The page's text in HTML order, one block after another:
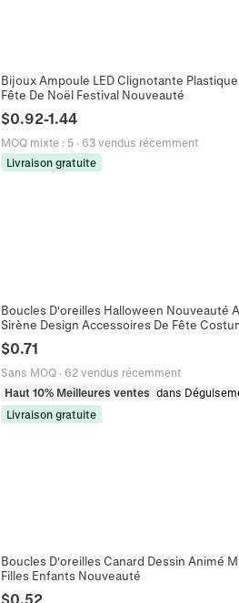
Bijoux Ampoule LED Clignotante
Fête De Noël Festival Nouveauté
$0.92-1.44
MOQ mixte : 5 · 63 vendus récemment
Livraison gratuite
Boucles D'oreilles Halloween Nouveauté
Sirène Design Accessoires De Fête
$0.71
Sans MOQ · 62 vendus récemment
Haut 10% Meilleures ventes dans
Livraison gratuite
Boucles D'oreilles Canard Dessin Animé
Filles Enfants Nouveauté
$0.52